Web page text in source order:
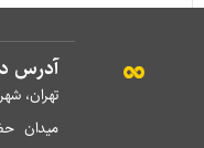
آدرس دفتر
تهران، شهر ری،
میدان حضرت